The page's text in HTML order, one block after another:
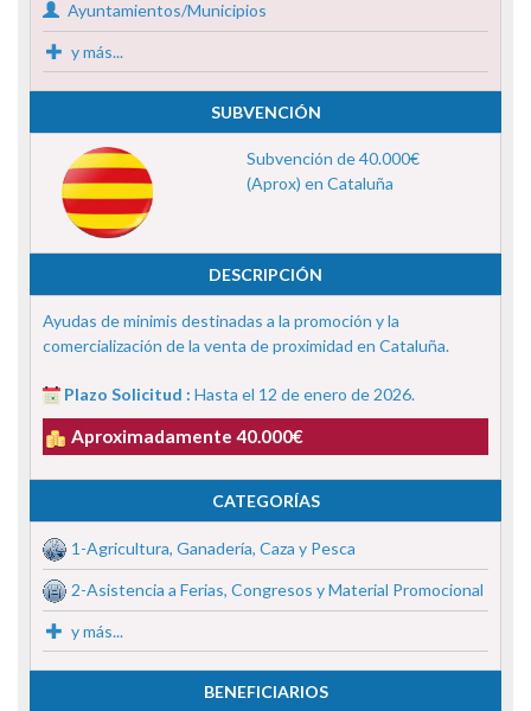
Ayuntamientos/Municipios
y más...
SUBVENCIÓN
Subvención de 40.000€
(Aprox) en Cataluña
DESCRIPCIÓN
Ayudas de minimis destinadas a la promoción y la
comercialización de la venta de proximidad en Cataluña.
Plazo Solicitud : Hasta el 12 de enero de 2026.
Aproximadamente 40.000€
CATEGORÍAS
1-Agricultura, Ganadería, Caza y Pesca
2-Asistencia a Ferias, Congresos y Material Promocional
y más...
BENEFICIARIOS